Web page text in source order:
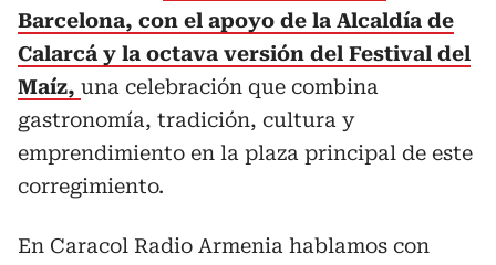
Barcelona, con el apoyo de la Alcaldía de
Calarcá y la octava versión del Festival del
Maíz, una celebración que combina
gastronomía, tradición, cultura y
emprendimiento en la plaza principal de este
corregimiento.
En Caracol Radio Armenia hablamos con